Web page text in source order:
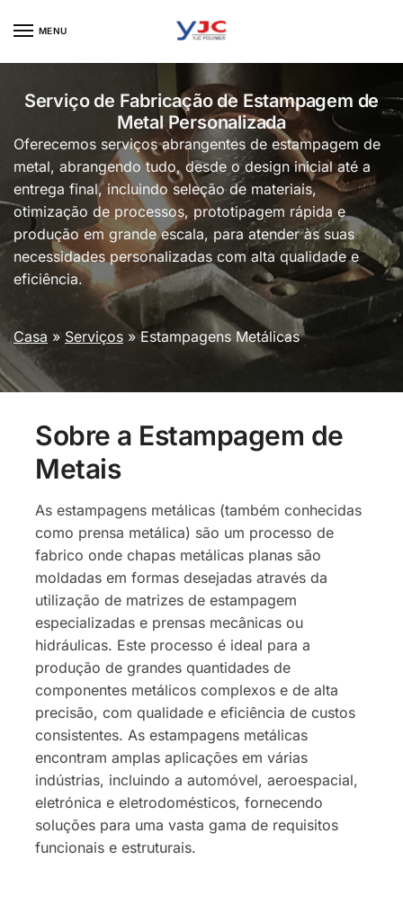
MENU
Serviço de Fabricação de Estampagem de
Metal Personalizada
Oferecemos serviços abrangentes de estampagem de
metal, abrangendo tudo, desde o design inicial até a
entrega final, incluindo seleção de materiais,
otimização de processos, prototipagem rápida e
produção em grande escala, para atender às suas
necessidades personalizadas com alta qualidade e
eficiência.
Casa » Serviços »Estampagens Metálicas
Sobre a Estampagem de
Metais
As estampagens metálicas (também conhecidas
como prensa metálica) são um processo de
fabrico onde chapas metálicas planas são
moldadas em formas desejadas através da
utilização de matrizes de estampagem
especializadas e prensas mecânicas ou
hidráulicas. Este processo é ideal para a
produção de grandes quantidades de
componentes metálicos complexos e de alta
precisão, com qualidade e eficiência de custos
consistentes. As estampagens metálicas
encontram amplas aplicações em várias
indústrias, incluindo a automóvel, aeroespacial,
eletrónica e eletrodomésticos, fornecendo
soluções para uma vasta gama de requisitos
funcionais e estruturais.